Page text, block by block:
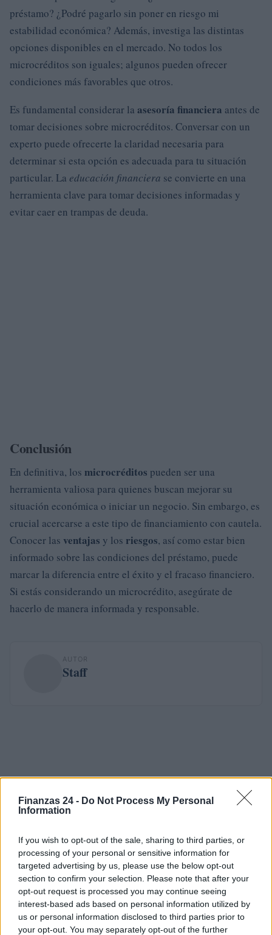
Finanzas 24 - Do Not Process My Personal
Information
If you wish to opt-out of the sale, sharing to third parties, or
processing of your personal or sensitive information for
targeted advertising by us, please use the below opt-out
section to confirm your selection. Please note that after your
opt-out request is processed you may continue seeing
interest-based ads based on personal information utilized by
us or personal information disclosed to third parties prior to
your opt-out. You may separately opt-out of the further
préstamo? ¿Podré pagarlo sin poner en riesgo mi
estabilidad económica? Además, investiga las distintas
opciones disponibles en el mercado. No todos los
microcréditos son iguales; algunos pueden ofrecer
condiciones más favorables que otros.
Es fundamental considerar la asesoría financiera antes de
tomar decisiones sobre microcréditos. Conversar con un
experto puede ofrecerte la claridad necesaria para
determinar si esta opción es adecuada para tu situación
particular. La educación financiera se convierte en una
herramienta clave para tomar decisiones informadas y
evitar caer en trampas de deuda.
Conclusión
En definitiva, los microcréditos pueden ser una
herramienta valiosa para quienes buscan mejorar su
situación económica o iniciar un negocio. Sin embargo, es
crucial acercarse a este tipo de financiamiento con cautela.
Conocer las ventajas y los riesgos, así como estar bien
informado sobre las condiciones del préstamo, puede
marcar la diferencia entre el éxito y el fracaso financiero.
Si estás considerando un microcrédito, asegúrate de
hacerlo de manera informada y responsable.
AUTOR
Staff